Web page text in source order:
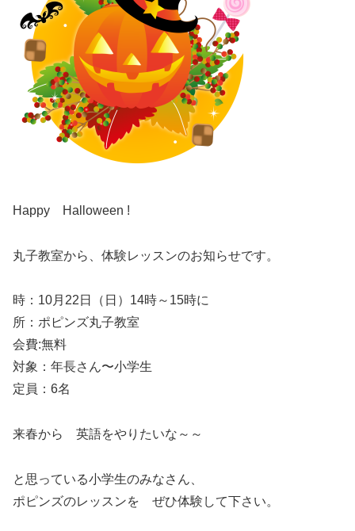
Happy Halloween !
丸子教室から、体験レッスンのお知らせです。
時：10月22日（日）14時～15時に
所：ポピンズ丸子教室
会費:無料
対象：年長さん〜小学生
定員：6名
来春から 英語をやりたいな～～
と思っている小学生のみなさん、
ポピンズのレッスンを ぜひ体験して下さい。